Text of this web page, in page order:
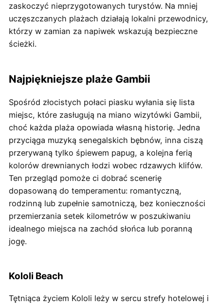
zaskoczyć nieprzygotowanych turystów. Na mniej
uczęszczanych plażach działają lokalni przewodnicy,
którzy w zamian za napiwek wskazują bezpieczne
ścieżki.
Najpiękniejsze plaże Gambii
Spośród złocistych połaci piasku wyłania się lista
miejsc, które zasługują na miano wizytówki Gambii,
choć każda plaża opowiada własną historię. Jedna
przyciąga muzyką senegalskich bębnów, inna ciszą
przerywaną tylko śpiewem papug, a kolejna ferią
kolorów drewnianych łodzi wobec rdzawych klifów.
Ten przegląd pomoże ci dobrać scenerię
dopasowaną do temperamentu: romantyczną,
rodzinną lub zupełnie samotniczą, bez konieczności
przemierzania setek kilometrów w poszukiwaniu
idealnego miejsca na zachód słońca lub poranną
jogę.
Kololi Beach
Tętniąca życiem Kololi leży w sercu strefy hotelowej i